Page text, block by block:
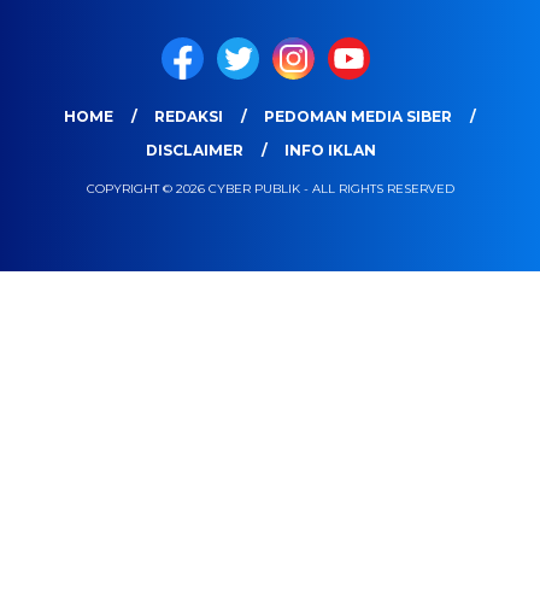
HOME REDAKSI
PEDOMAN MEDIA SIBER
DISCLAIMER
INFO IKLAN
COPYRIGHT © 2026 CYBER PUBLIK - ALL RIGHTS RESERVED